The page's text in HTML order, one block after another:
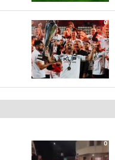
0
0